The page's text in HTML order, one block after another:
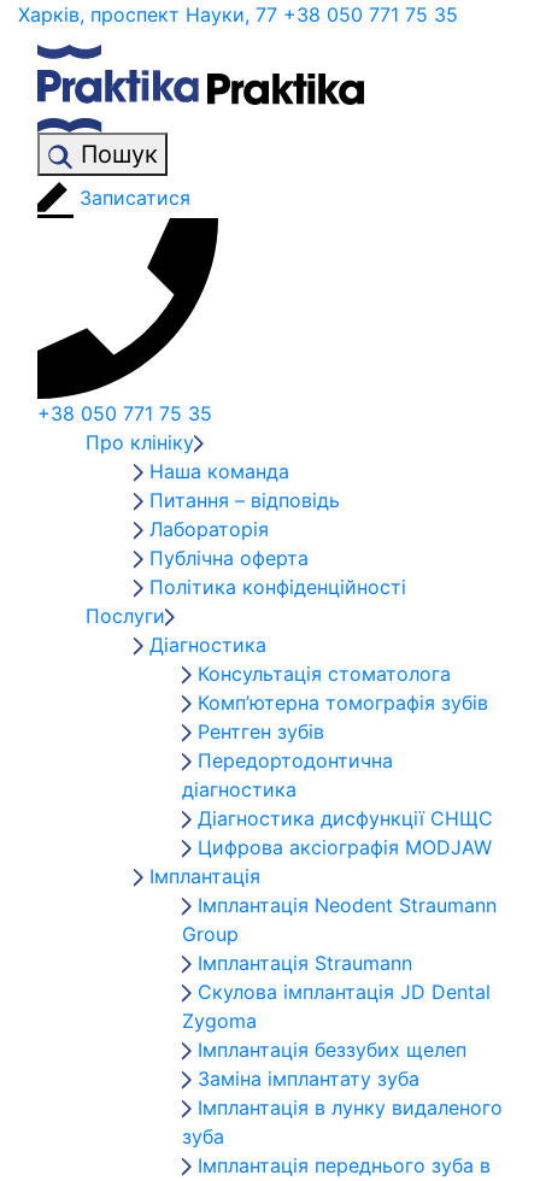
Харків, проспект Науки, 77 +38 050 771 75 35
Пошук
Записатися
+38 050 771 75 35
Про клініку
Наша команда
Питання – відповідь
Лабораторія
Публічна оферта
Політика конфіденційності
Послуги
Діагностика
Консультація стоматолога
Комп’ютерна томографія зубів
Рентген зубів
Передортодонтична
діагностика
Діагностика дисфункції СНЩС
Цифрова аксіографія MODJAW
Імплантація
Імплантація Neodent Straumann
Group
Імплантація Straumann
Скулова імплантація JD Dental
Zygoma
Імплантація беззубих щелеп
Заміна імплантату зуба
Імплантація в лунку видаленого
зуба
Імплантація переднього зуба в